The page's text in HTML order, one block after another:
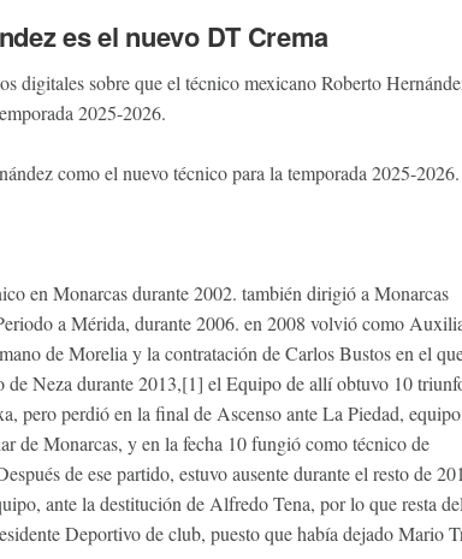
es el nuevo DT Crema
digitales sobre que el técnico mexicano Roberto
2025-2026.
como el nuevo técnico para la temporada 2025-2026.
en Monarcas durante 2002. también dirigió a Monarcas
a Mérida, durante 2006. en 2008 volvió como
de Morelia y la contratación de Carlos Bustos en el
Neza durante 2013,[1]​ el Equipo de allí obtuvo 10
pero perdió en la final de Ascenso ante La Piedad,
de Monarcas, y en la fecha 10 fungió como técnico de
de ese partido, estuvo ausente durante el resto de
ante la destitución de Alfredo Tena, por lo que resta
Deportivo de club, puesto que había dejado Mario